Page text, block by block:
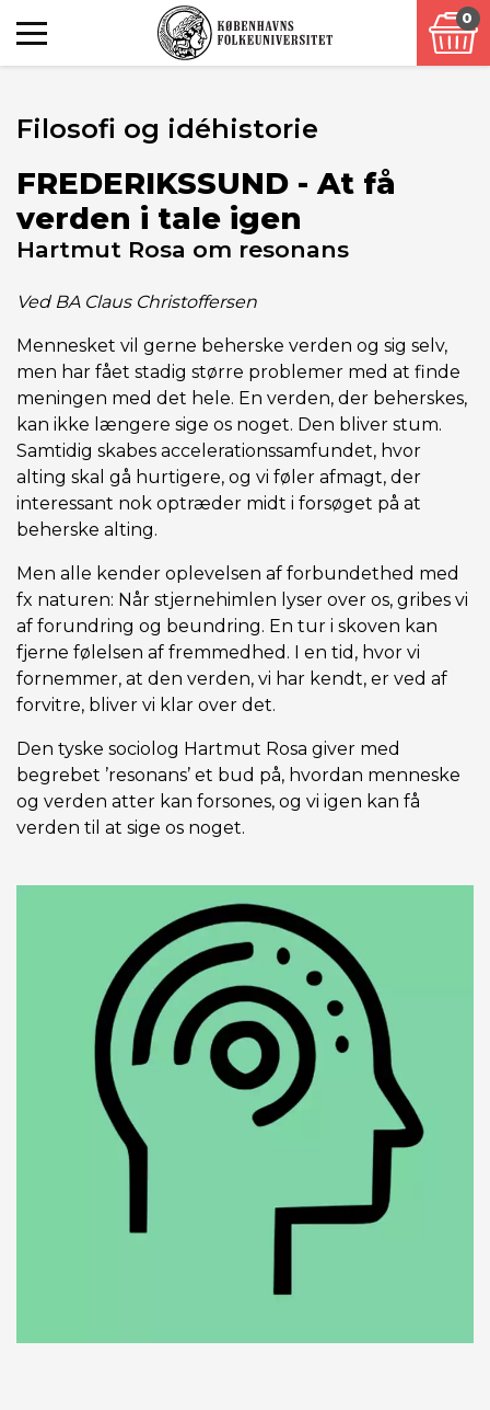
0
Filosofi og idéhistorie
FREDERIKSSUND - At få
verden i tale igen
Hartmut Rosa om resonans
Ved BA Claus Christoffersen
Mennesket vil gerne beherske verden og sig selv,
men har fået stadig større problemer med at finde
meningen med det hele. En verden, der beherskes,
kan ikke længere sige os noget. Den bliver stum.
Samtidig skabes accelerationssamfundet, hvor
alting skal gå hurtigere, og vi føler afmagt, der
interessant nok optræder midt i forsøget på at
beherske alting.
Men alle kender oplevelsen af forbundethed med
fx naturen: Når stjernehimlen lyser over os, gribes vi
af forundring og beundring. En tur i skoven kan
fjerne følelsen af fremmedhed. I en tid, hvor vi
fornemmer, at den verden, vi har kendt, er ved af
forvitre, bliver vi klar over det.
Den tyske sociolog Hartmut Rosa giver med
begrebet ’resonans’ et bud på, hvordan menneske
og verden atter kan forsones, og vi igen kan få
verden til at sige os noget.